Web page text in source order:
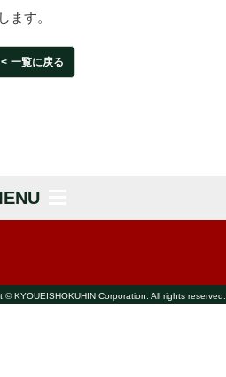
ます。
一覧に戻る
© KYOUEISHOKUHIN Corporation. All rights reserved.